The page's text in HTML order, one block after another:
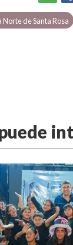
Norte de Santa Rosa